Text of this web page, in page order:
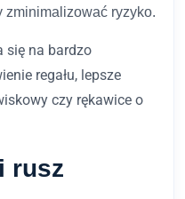
zminimalizować ryzyko.
się na bardzo
regału, lepsze
czy rękawice o
rusz